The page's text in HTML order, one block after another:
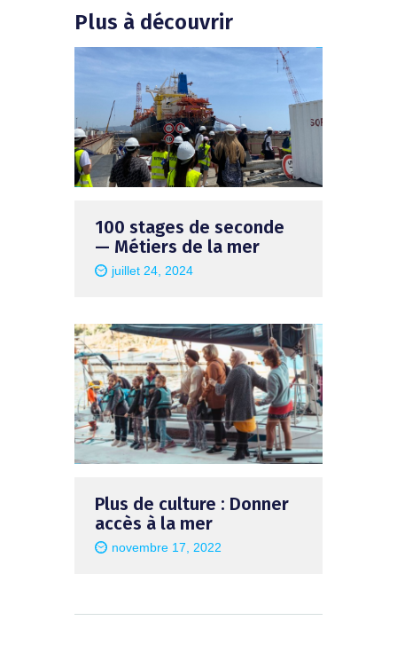
Plus à découvrir
100 stages de seconde
— Métiers de la mer
juillet 24, 2024
Plus de culture : Donner
accès à la mer
novembre 17, 2022